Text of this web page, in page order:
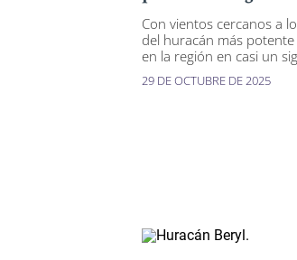
Con vientos cercanos a
del huracán más
en la región en casi un
29 DE OCTUBRE DE 2025